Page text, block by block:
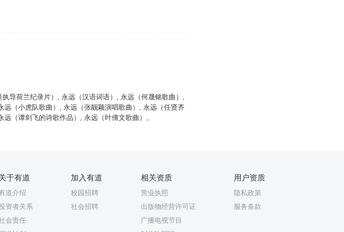
导荷兰纪录片）, 永远（汉语词语）, 永远（何晟铭歌曲）,
（小虎队歌曲）, 永远（张靓颖演唱歌曲）, 永远（任贤齐
（谭剑飞的诗歌作品）, 永远（叶倩文歌曲）。
于有道
道介绍
资者关系
会责任
加入有道
校园招聘
社会招聘
相关资质
营业执照
出版物经营许可证
广播电视节目
用户资质
隐私政策
服务条款